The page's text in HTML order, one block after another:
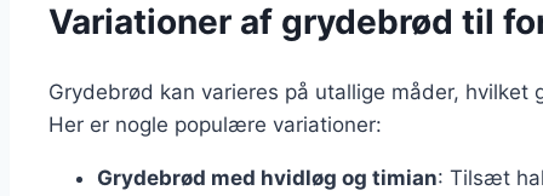
Variationer af grydebrød til
Grydebrød kan varieres på utallige måder,
Her er nogle populære variationer:
Grydebrød med hvidløg og timian: Tilsæt